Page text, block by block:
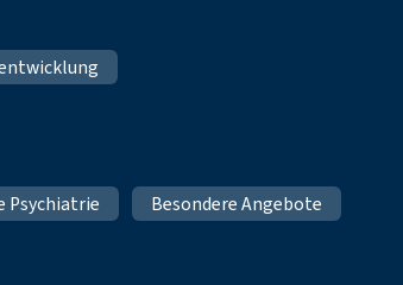
Psychiatrie
Besondere Angebote